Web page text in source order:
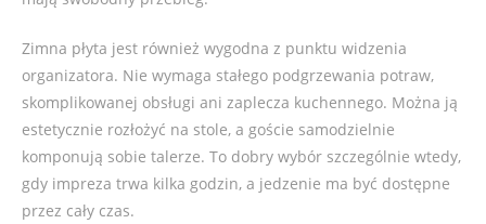
Zimna płyta jest również wygodna z punktu widzenia
organizatora. Nie wymaga stałego podgrzewania potraw,
skomplikowanej obsługi ani zaplecza kuchennego. Można ją
estetycznie rozłożyć na stole, a goście samodzielnie
komponują sobie talerze. To dobry wybór szczególnie wtedy,
gdy impreza trwa kilka godzin, a jedzenie ma być dostępne
przez cały czas.